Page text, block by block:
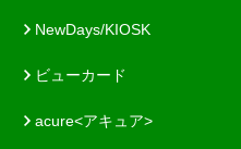
NewDays/KIOSK
ビューカード
acure<アキュア>